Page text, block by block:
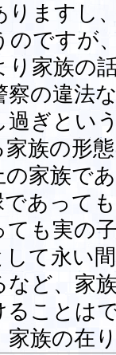
りますし
のですが
り家族の
察の違法
過ぎとい
族の形
家族で
あって
ても実の
して永い
など、家
ることは
族の在